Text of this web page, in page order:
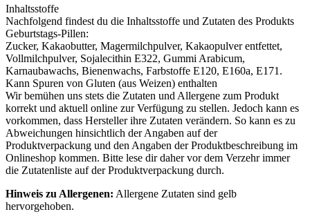
Inhaltsstoffe
Nachfolgend findest du die Inhaltsstoffe und Zutaten des Produkts
Geburtstags-Pillen:
Zucker, Kakaobutter, Magermilchpulver, Kakaopulver entfettet,
Vollmilchpulver, Sojalecithin E322, Gummi Arabicum,
Karnaubawachs, Bienenwachs, Farbstoffe E120, E160a, E171.
Kann Spuren von Gluten (aus Weizen) enthalten
Wir bemühen uns stets die Zutaten und Allergene zum Produkt
korrekt und aktuell online zur Verfügung zu stellen. Jedoch kann es
vorkommen, dass Hersteller ihre Zutaten verändern. So kann es zu
Abweichungen hinsichtlich der Angaben auf der
Produktverpackung und den Angaben der Produktbeschreibung im
Onlineshop kommen. Bitte lese dir daher vor dem Verzehr immer
die Zutatenliste auf der Produktverpackung durch.
Hinweis zu Allergenen: Allergene Zutaten sind gelb
hervorgehoben.